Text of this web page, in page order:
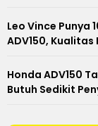
Leo Vince Punya
ADV150,
Honda ADV150
Butuh Sedikit